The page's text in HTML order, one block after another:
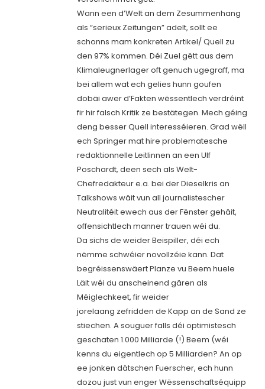
Wann een d’Welt an dem Zesummenhang
als “serieux Zeitungen” adelt, sollt ee
schonns mam konkreten Artikel/ Quell zu
den 97% kommen. Déi Zuel gëtt aus dem
Klimaleugnerlager oft genuch ugegraff, ma
bei allem wat ech gelies hunn goufen
dobäi awer d’Fakten wëssentlech verdréint
fir hir falsch Kritik ze bestätegen. Mech géing
deng besser Quell interesséieren. Grad wëll
ech Springer mat hire problematesche
redaktionnelle Leitlinnen an een Ulf
Poschardt, deen sech als Welt-
Chefredakteur e.a. bei der Dieselkris an
Talkshows wäit vun all journalistescher
Neutralitéit ewech aus der Fënster gehäit,
offensichtlech manner trauen wéi du.
Da sichs de weider Beispiller, déi ech
nëmme schwéier novollzéie kann. Dat
begréissenswäert Planze vu Beem huele
Läit wéi du anscheinend gären als
Méiglechkeet, fir weider
jorelaang zefridden de Kapp an de Sand ze
stiechen. A souguer falls déi optimistesch
geschaten 1.000 Milliarde (!) Beem (wéi
kenns du eigentlech op 5 Milliarden? An op
ee jonken dätschen Fuerscher, ech hunn
dozou just vun enger Wëssenschaftséquipp